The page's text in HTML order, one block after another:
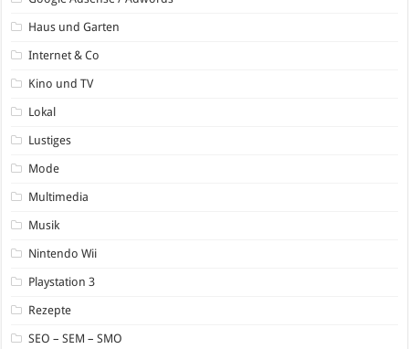
Haus und Garten
Internet & Co
Kino und TV
Lokal
Lustiges
Mode
Multimedia
Musik
Nintendo Wii
Playstation 3
Rezepte
SEO – SEM – SMO